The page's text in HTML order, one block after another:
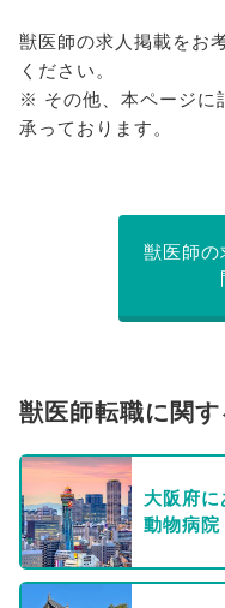
獣医師の求人掲載をお
ください。
※ その他、本ページに
承っております。
獣医師の
獣医師転職に関
大阪府
動物病院